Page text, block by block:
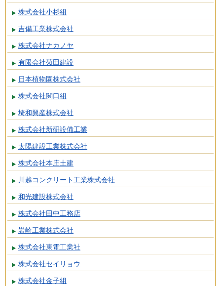
株式会社小杉組
吉備工業株式会社
株式会社ナカノヤ
有限会社菊田建設
日本植物園株式会社
株式会社関口組
埼和興産株式会社
株式会社新研設備工業
太陽建設工業株式会社
株式会社本庄土建
川越コンクリート工業株式会社
和光建設株式会社
株式会社田中工務店
岩崎工業株式会社
株式会社東電工業社
株式会社セイリョウ
株式会社金子組